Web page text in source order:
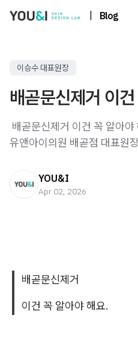
Blog
이승수 대표원장
배곧문신제거 이
배곧문신제거 이건 꼭 알아
유앤아이의원 배곧점 대표원
YOU&I
Apr 02, 2026
배곧문신제거
이건 꼭 알아야 해요.